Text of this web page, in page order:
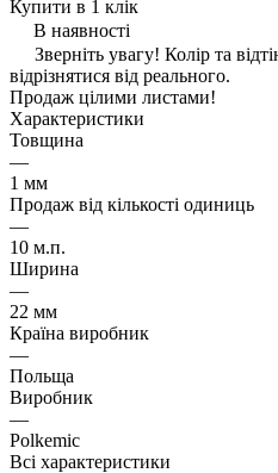
Купити в 1 клік
В наявності
Зверніть увагу! Колір та
відрізнятися від реального.
Продаж цілими листами!
Характеристики
Товщина
—
1 мм
Продаж від кількості одиниць
—
10 м.п.
Ширина
—
22 мм
Країна виробник
—
Польща
Виробник
—
Polkemic
Всі характеристики